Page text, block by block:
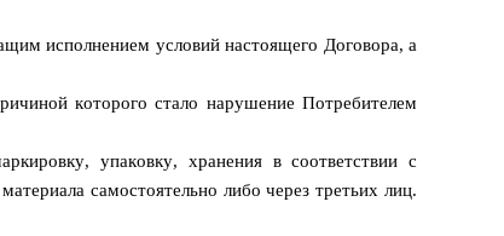
исполнением условий настоящего Договора, а
которого стало нарушение Потребителем
упаковку, хранения в соответствии с
самостоятельно либо через третьих лиц.